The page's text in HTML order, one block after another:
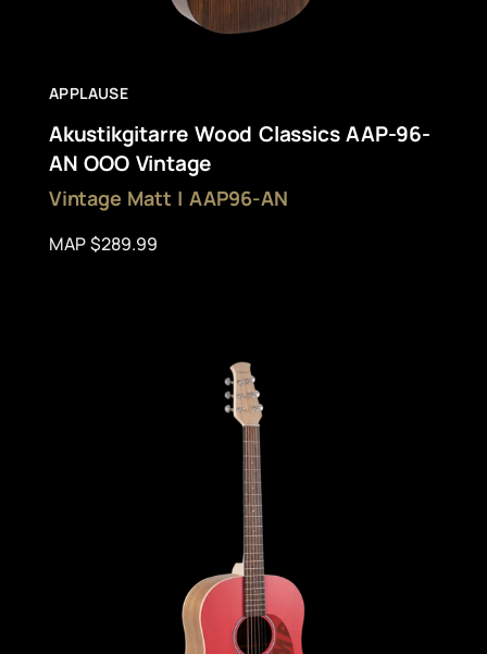
APPLAUSE
Akustikgitarre Wood Classics AAP-96-
AN OOO Vintage
Vintage Matt | AAP96-AN
MAP $289.99